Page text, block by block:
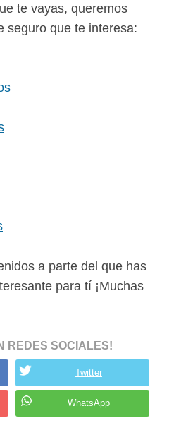
te vayas, queremos
seguro que te interesa:
a parte del que has
para tí ¡Muchas
REDES SOCIALES!
Twitter
WhatsApp